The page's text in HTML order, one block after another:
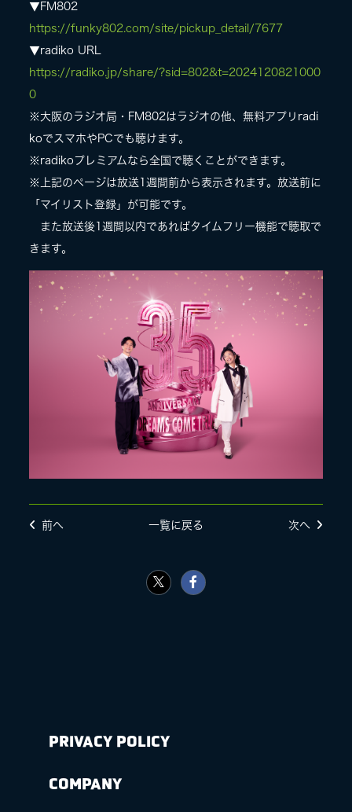
▼FM802
https://funky802.com/site/pickup_detail/7677
▼radiko URL
https://radiko.jp/share/?sid=802&t=2024120821000
0
※大阪のラジオ局・FM802はラジオの他、無料アプリradi
koでスマホやPCでも聴けます。
※radikoプレミアムなら全国で聴くことができます。
※上記のページは放送1週間前から表示されます。放送前に
「マイリスト登録」が可能です。
また放送後1週間以内であればタイムフリー機能で聴取で
きます。
前へ 一覧に戻る 次へ
PRIVACY POLICY
COMPANY